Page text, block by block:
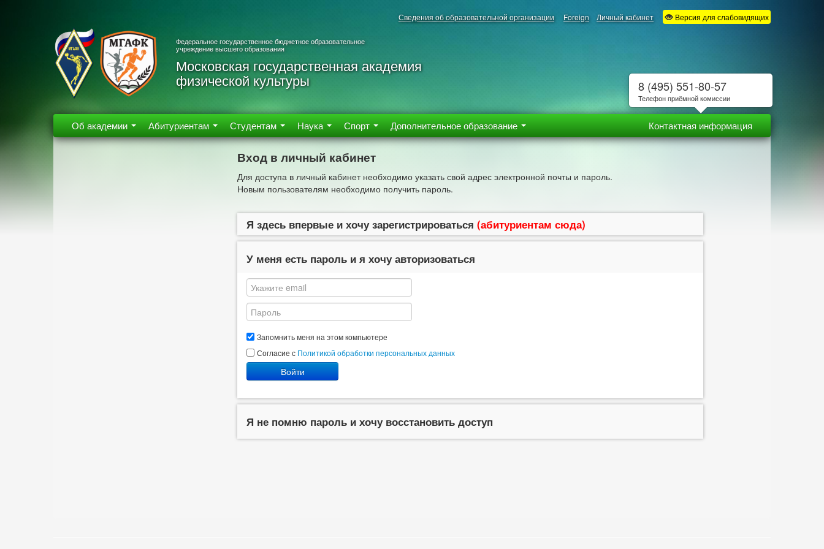
Сведения об образовательной организации Foreign Личный кабинет Версия для слабовидящих
Федеральное государственное бюджетное образовательное
учреждение высшего образования
Московская государственная академия
физической культуры
Об академии Абитуриентам Студентам Наука Спорт Дополнительное образование Контактная информация
Вход в личный кабинет
Для доступа в личный кабинет необходимо указать свой адрес электронной почты и пароль.
Новым пользователям необходимо получить пароль.
Я здесь впервые и хочу зарегистрироваться (абитуриентам сюда)
У меня есть пароль и я хочу авторизоваться
Запомнить меня на этом компьютере
Согласие с Политикой обработки персональных данных
Войти
Я не помню пароль и хочу восстановить доступ
8 (495) 551-80-57
Телефон приёмной комиссии